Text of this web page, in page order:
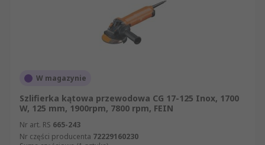
W magazynie
Szlifierka kątowa przewodowa CG 17-125 Inox, 1700
W, 125 mm, 1900rpm, 7800 rpm, FEIN
Nr art. RS 665-243
Nr części producenta 72229160230